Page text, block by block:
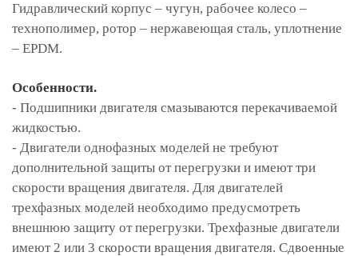
Гидравлический корпус – чугун, рабочее колесо –
технополимер, ротор – нержавеющая сталь, уплотнение
– EPDM.
Особенности.
- Подшипники двигателя смазываются перекачиваемой
жидкостью.
- Двигатели однофазных моделей не требуют
дополнительной защиты от перегрузки и имеют три
скорости вращения двигателя. Для двигателей
трехфазных моделей необходимо предусмотреть
внешнюю защиту от перегрузки. Трехфазные двигатели
имеют 2 или 3 скорости вращения двигателя. Сдвоенные